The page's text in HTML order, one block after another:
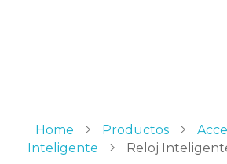
Home Productos
Inteligente
Reloj